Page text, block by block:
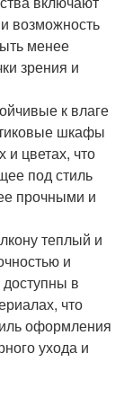
возможность
менее
зрения и
к влаге
шкафы
и цветах, что
под стиль
прочными и
теплый и
и
в
что
оформления
ухода и